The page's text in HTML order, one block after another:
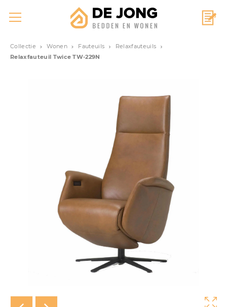
Collectie Wonen Fauteuils
Relaxfauteuils
Relaxfauteuil Twice TW-229N